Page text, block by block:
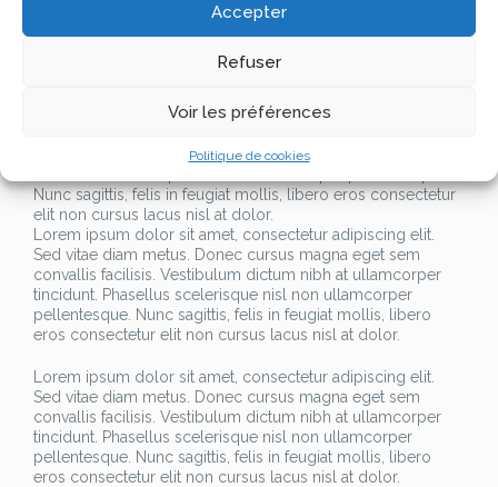
Accepter
Refuser
Voir les préférences
Politique de cookies
Sed vitae diam metus. Donec cursus magna eget sem
convallis facilisis. Vestibulum dictum nibh at ullamcorper
tincidunt. Phasellus scelerisque nisl non ullamcorper
ipsum dolor sit amet, consectetur adipiscing elit. Sed vitae
facilisis. Vestibulum dictum nibh at ullamcorper tincidunt.
Nunc sagittis, felis in feugiat mollis, libero eros consectetur
elit non cursus lacus nisl at dolor.
Lorem ipsum dolor sit amet, consectetur adipiscing elit.
Sed vitae diam metus. Donec cursus magna eget sem
convallis facilisis. Vestibulum dictum nibh at ullamcorper
tincidunt. Phasellus scelerisque nisl non ullamcorper
pellentesque. Nunc sagittis, felis in feugiat mollis, libero
eros consectetur elit non cursus lacus nisl at dolor.
Lorem ipsum dolor sit amet, consectetur adipiscing elit.
Sed vitae diam metus. Donec cursus magna eget sem
convallis facilisis. Vestibulum dictum nibh at ullamcorper
tincidunt. Phasellus scelerisque nisl non ullamcorper
pellentesque. Nunc sagittis, felis in feugiat mollis, libero
eros consectetur elit non cursus lacus nisl at dolor.